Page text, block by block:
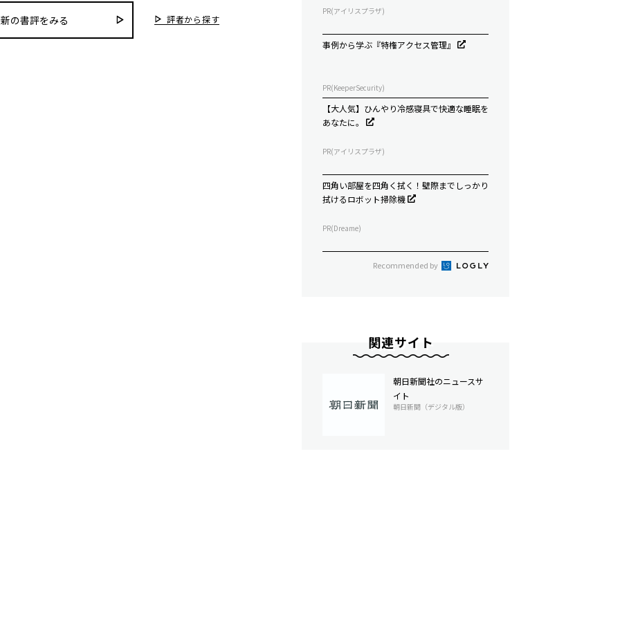
の書評をみる 評者から探す
PR(アイリスプラザ)
事例から学ぶ『特権アクセス管理』
PR(KeeperSecurity)
【大人気】ひんやり冷感寝具で快適な睡眠を
あなたに。
PR(アイリスプラザ)
四角い部屋を四角く拭く！壁際までしっかり
拭けるロボット掃除機
PR(Dreame)
Recommended by
関連サイト
朝日新聞社のニュースサ
イト
朝日新聞（デジタル版）